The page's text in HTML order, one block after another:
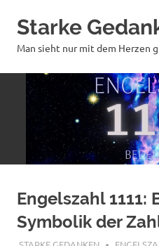
Inhalt
springen
Starke
Man sieht nur mit dem Herzen
Engelszahl 1111:
Symbolik der